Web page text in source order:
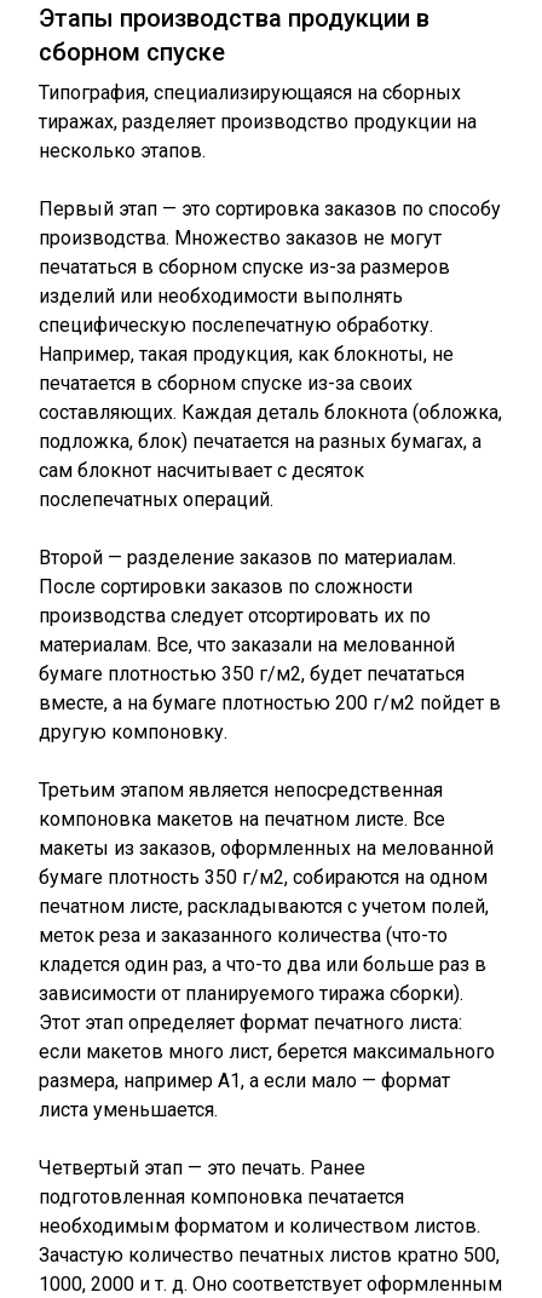
Этапы производства продукции в
сборном спуске
Типография, специализирующаяся на сборных
тиражах, разделяет производство продукции на
несколько этапов.
Первый этап — это сортировка заказов по способу
производства. Множество заказов не могут
печататься в сборном спуске из-за размеров
изделий или необходимости выполнять
специфическую послепечатную обработку.
Например, такая продукция, как блокноты, не
печатается в сборном спуске из-за своих
составляющих. Каждая деталь блокнота (обложка,
подложка, блок) печатается на разных бумагах, а
сам блокнот насчитывает с десяток
послепечатных операций.
Второй — разделение заказов по материалам.
После сортировки заказов по сложности
производства следует отсортировать их по
материалам. Все, что заказали на мелованной
бумаге плотностью 350 г/м2, будет печататься
вместе, а на бумаге плотностью 200 г/м2 пойдет в
другую компоновку.
Третьим этапом является непосредственная
компоновка макетов на печатном листе. Все
макеты из заказов, оформленных на мелованной
бумаге плотность 350 г/м2, собираются на одном
печатном листе, раскладываются с учетом полей,
меток реза и заказанного количества (что-то
кладется один раз, а что-то два или больше раз в
зависимости от планируемого тиража сборки).
Этот этап определяет формат печатного листа:
если макетов много лист, берется максимального
размера, например А1, а если мало — формат
листа уменьшается.
Четвертый этап — это печать. Ранее
подготовленная компоновка печатается
необходимым форматом и количеством листов.
Зачастую количество печатных листов кратно 500,
1000, 2000 и т. д. Оно соответствует оформленным